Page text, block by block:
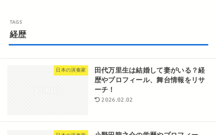
経歴
日本の演奏家
田代万里生は結婚して妻がいる？経
歴やプロフィール、舞台情報をリサ
ーチ！
2026.02.02